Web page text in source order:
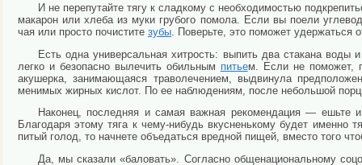
И не перепутайте тягу к сладкому с необходи­мостью
макарон или хлеба из муки грубого помола. Если вы поели
чая или просто почистите зубы . Поверь­те, это поможет удержаться
Есть одна универсальная хитрость: выпить два стакана
легко и безопасно вылечить обильным питьем. Если не поможет,
акушерка, занимающаяся траволечением, выдви­нула
менимых жирных кислот. По ее наблюдениям, после небольшой
Наконец, последняя и самая важная рекомен­дация — ешьте
Благодаря этому тяга к чему-нибудь вкусненькому будет
питый голод, то начнете объедаться вредной пищей, вместо того
Да, мы сказали «баловать». Согласно общена­циональному